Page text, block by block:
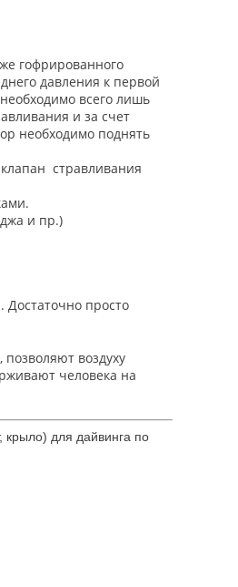
гофрированного
давления к первой
всего лишь
и за счет
необходимо поднять
стравливания
и пр.)
Достаточно просто
воздуху
человека на
крыло) для дайвинга по